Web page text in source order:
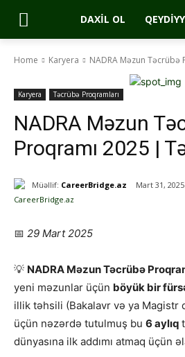
DAXIL OL
Home Karyera NADRA Məzun
Karyera Təcrübə Proqramları
NADRA Məzun
Proqramı 2025 |
Müəllif: CareerBridge.az Mart 31, 2025
📅 29 Mart 2025
💡 NADRA Məzun Təcrübə
yeni məzunlar üçün böyük bir
illik təhsili (Bakalavr və ya Magistr
üçün nəzərdə tutulmuş bu 6 aylıq
dünyasına ilk addımı atmaq üçün